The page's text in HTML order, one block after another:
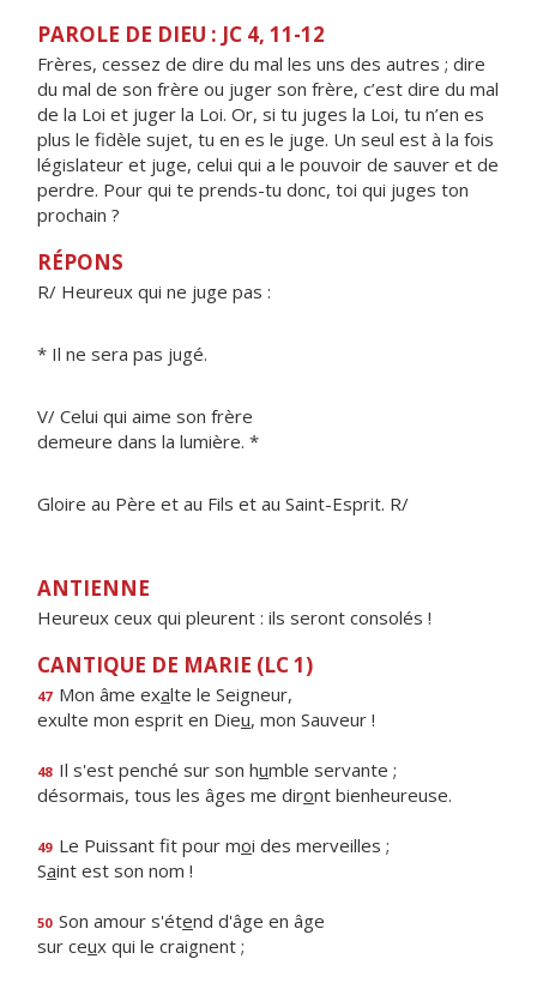
PAROLE DE DIEU : JC 4, 11-12
Frères, cessez de dire du mal les uns des autres ; dire
du mal de son frère ou juger son frère, c’est dire du mal
de la Loi et juger la Loi. Or, si tu juges la Loi, tu n’en es
plus le fidèle sujet, tu en es le juge. Un seul est à la fois
législateur et juge, celui qui a le pouvoir de sauver et de
perdre. Pour qui te prends-tu donc, toi qui juges ton
prochain ?
RÉPONS
R/ Heureux qui ne juge pas :
* Il ne sera pas jugé.
V/ Celui qui aime son frère
demeure dans la lumière. *
Gloire au Père et au Fils et au Saint-Esprit. R/
ANTIENNE
Heureux ceux qui pleurent : ils seront consolés !
CANTIQUE DE MARIE (LC 1)
47 Mon âme exalte le Seigneur,
exulte mon esprit en Dieu, mon Sauveur !
48 Il s'est penché sur son humble servante ;
désormais, tous les âges me diront bienheureuse.
49 Le Puissant fit pour moi des merveilles ;
Saint est son nom !
50 Son amour s'étend d'âge en âge
sur ceux qui le craignent ;